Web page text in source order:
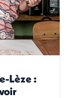
Lèze :